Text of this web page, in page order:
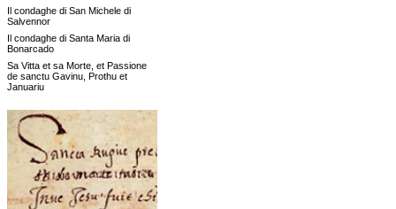
Il condaghe di San Michele di
Salvennor
Il condaghe di Santa Maria di
Bonarcado
Sa Vitta et sa Morte, et Passione
de sanctu Gavinu, Prothu et
Januariu